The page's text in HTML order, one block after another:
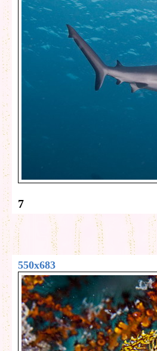
7
550x683